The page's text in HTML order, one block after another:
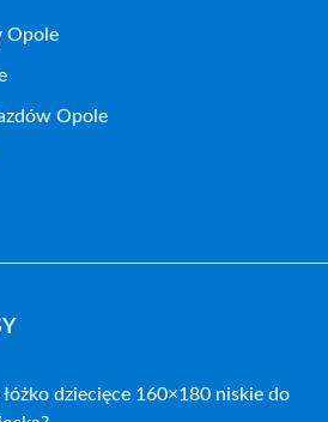
Opole
Opole
dziecięce 160×180 niskie do